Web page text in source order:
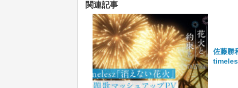
関連記事
佐藤勝